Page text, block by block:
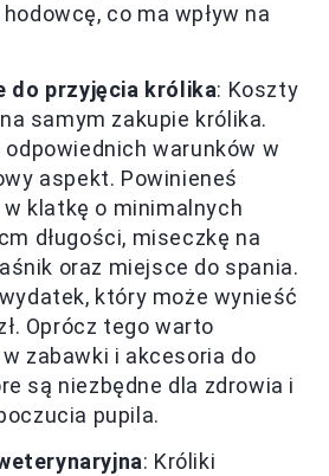
co ma wpływ na
do przyjęcia królika: Koszty
samym zakupie królika.
warunków w
aspekt. Powinieneś
klatkę o minimalnych
długości, miseczkę na
oraz miejsce do spania.
który może wynieść
Oprócz tego warto
zabawki i akcesoria do
są niezbędne dla zdrowia i
pupila.
: Króliki